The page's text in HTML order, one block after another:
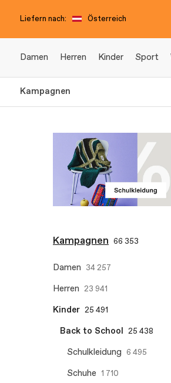
Liefern nach: Österreich
Damen Herren Kinder Sport
Kampagnen
Kampagnen 66 353
Damen 34 257
Herren 23 941
Kinder 25 491
Back to School 25 438
Schulkleidung 6 495
Schuhe 1 710